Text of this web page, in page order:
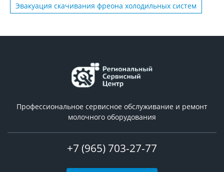
Эвакуация скачивания фреона холодильных систем
Профессиональное сервисное обслуживание и ремонт
молочного оборудования
+7 (965) 703-27-77